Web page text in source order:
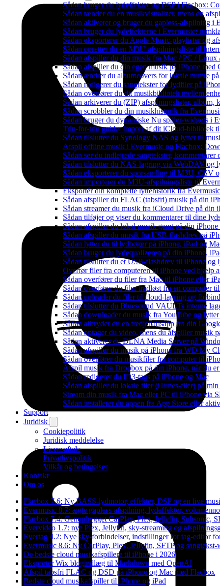
Sådan bruger du lydeffekter og DSP i Flacbox:
Sådan tænder du en musikvisualizer, mens du
Sådan aktiverer og bruger du gapless-afspilning i
Sådan bruger du lydeffekterne i Evermusic:
Sådan eksporterer du Apple Music-playlister og
Sådan opretter du en M3U-afspilningsliste til
Sådan afspiller du din musik fra Mac / PC /
Sådan afspiller du din egen musik på iPhone med
Sådan ændrer du albumcovers for lokale numre
Sådan redigerer du sangtekster for lydfiler på
Sådan overfører du dit musikbibliotek mellem
Sådan arkiverer du (ZIP) afspilningslister, album,
Sådan scrobbler du din musikhistorik fra
Sådan bruger du dynamiske Nu spiller-widgets i
Trin-for-trin guide: Import af dit iCloud-bibliotek
Sådan tilslutter du Synology NAS og lytter til
Afspil offline musik i Evermusic og Flacbox:
Sådan ser du indlejrede sangtekster,
Sådan tilslutter du NAS-lagring via WebDAV og
Sådan eksporterer du sporsamling til M3U, CSV
Sådan importerer du M3U-afspilningsliste til
Eksportér din komplette lyttehistorik fra
Sådan afspiller du FLAC (tabsfri) musik på din
Sådan streamer du musik fra iCloud Drive på din
Sådan tilføjer og viser du kommentarer til dine
Sådan afspiller du lokal musik gemt på din
Sådan afspiller du musik fra USB-flashdrev på
Sådan lytter du til lydbøger på iPhone, iPad og
Sådan bruger du lydequalizeren på din iPhone,
Sådan tilslutter du et USB-flashdrev til iPhone
Overfør filer fra computeren til iPhone ved hjælp
Sådan overfører du filer fra Mac til iPhone eller
Sådan overfører du filer trådløst fra en computer
Sådan uploader du filer til cloud-lagring og
Sådan tilslutter du Bluesound VAULTs interne
Sådan downloader du musik fra YouTube og
Sådan afbryder du en tredjepartsapp fra din
Sådan optager du video, mens du afspiller musik
Sådan aktiverer du DLNA Media Server på
Sådan afspiller du musik på iPhone fra WD My
Sådan overfører du musikfiler fra computer til
Afspil musik fra Dropbox på din iPhone, når du
Sådan redigerer du ID3-tags på iPhone og Mac
Sådan afspiller du lokale filer (iTunes-filer) på min
Stream din musik fra Mac eller PC til iPhone via
Sådan installerer du appen fra App Store eller
Support
Juridisk
Cookiepolitik
Juridisk meddelelse
Licensaftale
Privatlivspolitik
Vilkår og betingelser
Kontakt
Om os
Flacbox 7.6: Ny BASS-lydmotor, effekter, DSP og en live
Evermusic 8.7: ægte gapless-afspilning, lydeffekter,
Flacbox 7.4: Genopbygget CarPlay, Plex, Jellyfin, Subsonic,
Evervideo 1.7: nye Plex, Jellyfin, sky-streaming og
Evertag 4.2: Nye sky-forbindelser, indstillinger for tag-editor
Evermusic 8.6: Ny CarPlay, Plex, Jellyfin, SFTP og sangtekst-
De bedste cloud musikafspillere til iPhone i 2026
Eksporter Wix blogindlæg til Markdown med OpenAI
Afspil tabsfri FLAC og DSD på iPhone og Mac med Flacbox
Bedste cloud musikafspiller til iPhone og iPad